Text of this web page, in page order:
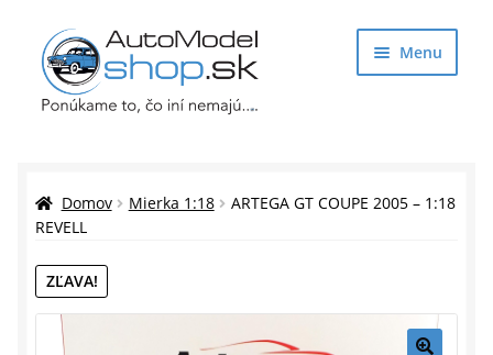
Preskočiť
na
navigáciu
Preskočiť
na
obsah
Menu
Auto Modely
Rozbaliť
Doplnky pre modelárov
menu
Darčekové predmety
Rozbaliť
Domov Mierka 1:18
ARTEGA GT COUPE 2005 – 1:18
REVELL
ZĽAVA!